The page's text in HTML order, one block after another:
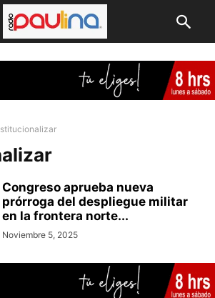
Congreso aprueba nueva
prórroga del despliegue militar
en la frontera norte...
Noviembre 5, 2025